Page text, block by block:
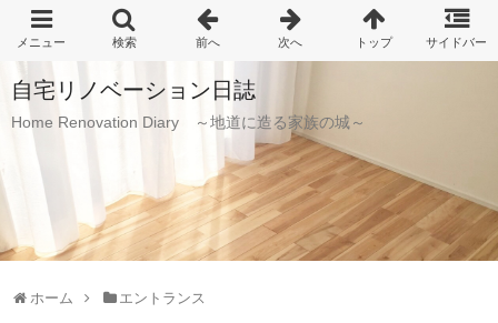
自宅リノベーション日誌
Home Renovation Diary ～地道に造る家族の城～
ホーム エントランス